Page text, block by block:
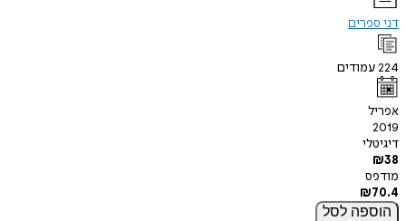
דני ספרים
224עמודים
אפריל
2019
דיגיטלי
₪38
מודפס
₪70.4
הוספה לסל